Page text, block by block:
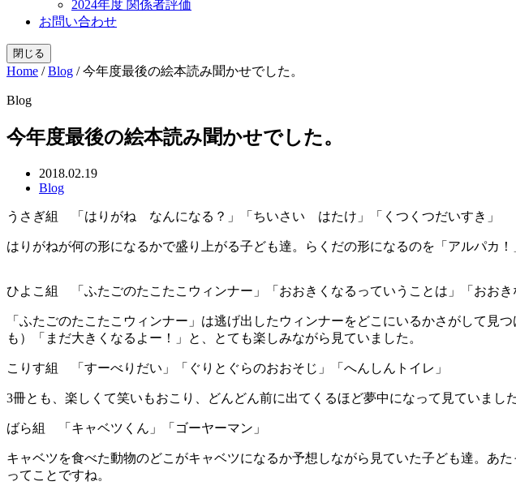
2024年度 関係者評価
お問い合わせ
閉じる
Home /Blog /今年度最後の絵本読み聞かせでした。
Blog
今年度最後の絵本読み聞かせでした。
2018.02.19
Blog
うさぎ組 「はりがね なんになる？」「ちいさい はたけ」「くつくつだいすき」
はりがねが何の形になるかで盛り上がる子ども達。らくだの形になるのを「アルパカ
ひよこ組 「ふたごのたこたこウィンナー」「おおきくなるっていうことは」「おおき
「ふたごのたこたこウィンナー」は逃げ出したウィンナーをどこにいるかさがして
も）「まだ大きくなるよー！」と、とても楽しみながら見ていました。
こりす組 「すーべりだい」「ぐりとぐらのおおそじ」「へんしんトイレ」
3冊とも、楽しくて笑いもおこり、どんどん前に出てくるほど夢中になって見ていました
ばら組 「キャベツくん」「ゴーヤーマン」
キャベツを食べた動物のどこがキャベツになるか予想しながら見ていた子ども達。あ
ってことですね。